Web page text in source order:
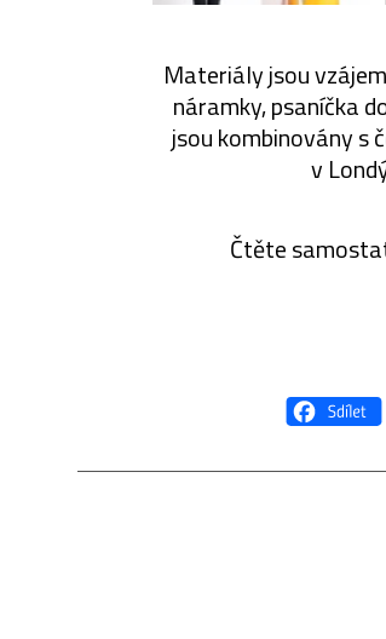
Materiály jsou
náramky, psaníčka
jsou kombinovány s
v
Čtěte